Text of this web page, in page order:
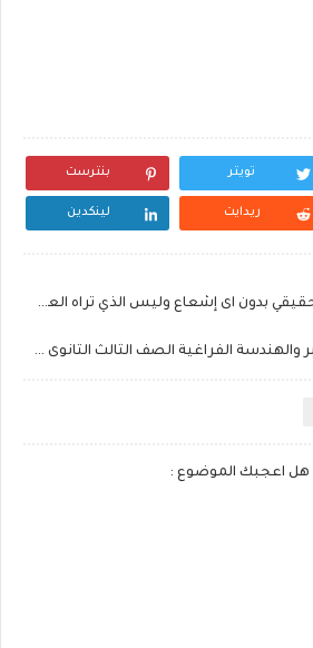
تويتر بنترست
ريدايت لينكدين
شاهد حجم الشمس الحقيقي بدون اى إشعاع وليس الذي تراه العين
نموذج اجابة امتحان الجبر والهندسة الفراغية الصف الثالث الثانوى (الثانوية العامة 2016 )
هل اعجبك الموضوع :